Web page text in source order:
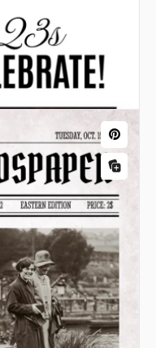
préparé pour